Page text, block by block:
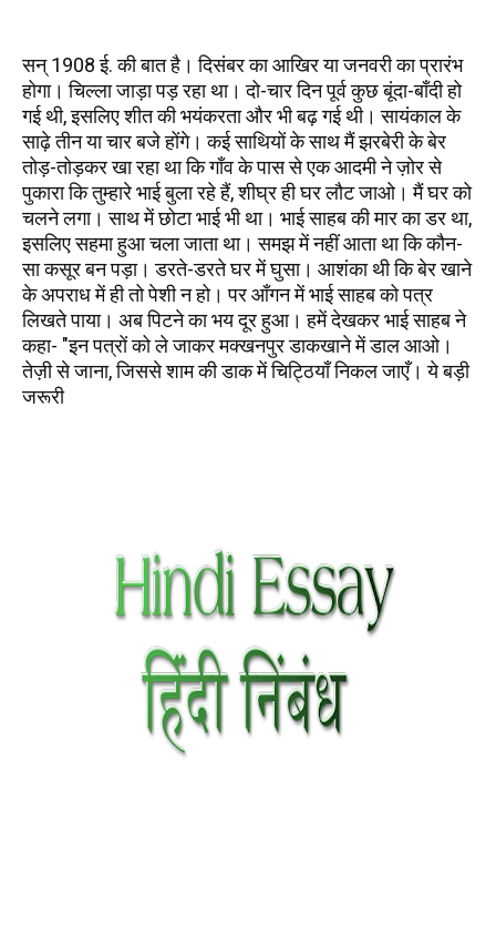
सन् 1908 ई. की बात है। दिसंबर का आखिर या जनवरी का प्रारंभ
होगा। चिल्ला जाड़ा पड़ रहा था। दो-चार दिन पूर्व कुछ बूंदा-बाँदी हो
गई थी, इसलिए शीत की भयंकरता और भी बढ़ गई थी। सायंकाल के
साढ़े तीन या चार बजे होंगे। कई साथियों के साथ मैं झरबेरी के बेर
तोड़-तोड़कर खा रहा था कि गाँव के पास से एक आदमी ने ज़ोर से
पुकारा कि तुम्हारे भाई बुला रहे हैं, शीघ्र ही घर लौट जाओ। मैं घर को
चलने लगा। साथ में छोटा भाई भी था। भाई साहब की मार का डर था,
इसलिए सहमा हुआ चला जाता था। समझ में नहीं आता था कि कौन-
सा कसूर बन पड़ा। डरते-डरते घर में घुसा। आशंका थी कि बेर खाने
के अपराध में ही तो पेशी न हो। पर आँगन में भाई साहब को पत्र
लिखते पाया। अब पिटने का भय दूर हुआ। हमें देखकर भाई साहब ने
कहा- "इन पत्रों को ले जाकर मक्खनपुर डाकखाने में डाल आओ।
तेज़ी से जाना, जिससे शाम की डाक में चिट्ठियाँ निकल जाएँ। ये बड़ी
जरूरी